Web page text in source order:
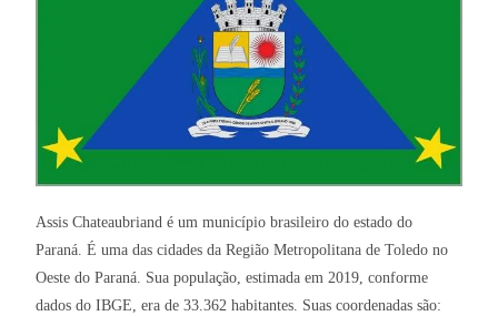
Assis Chateaubriand é um município brasileiro do estado do
Paraná. É uma das cidades da Região Metropolitana de Toledo no
Oeste do Paraná. Sua população, estimada em 2019, conforme
dados do IBGE, era de 33.362 habitantes. Suas coordenadas são: